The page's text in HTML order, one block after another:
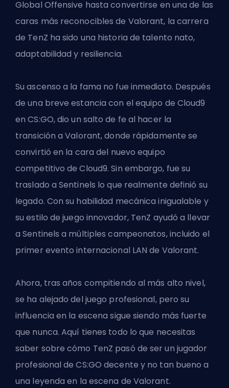
Global Offensive hasta convertirse en una de las
caras más reconocibles de Valorant, la carrera
de TenZ ha sido una historia de talento nato,
adaptabilidad y resiliencia.
Su ascenso a la fama no fue inmediato. Después
de una breve estancia con el equipo de Cloud9
enCS:GO, dio un salto de fe al hacer la
transición a Valorant, donde rápidamente se
convirtió en la cara del nuevo equipo
competitivo de Cloud9. Sin embargo, fue su
traslado a Sentinels lo que realmente definió su
legado. Con su habilidad mecánica inigualable y
su estilo de juego innovador, TenZ ayudó a llevar
a Sentinels a múltiples campeonatos, incluido el
primer evento internacional LAN de Valorant.
Ahora, tras años compitiendo al más alto nivel,
se ha alejado del juego profesional, pero su
influencia en la escena sigue siendo más fuerte
que nunca. Aquí tienes todo lo que necesitas
saber sobre cómo TenZ pasó de ser un jugador
profesional de CS:GO decente y no tan bueno a
una leyendaen la escena de Valorant.